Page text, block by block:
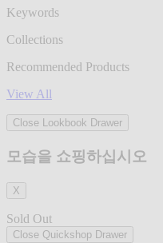
Keywords
Collections
Recommended Products
View All
Close Lookbook Drawer
모습을 쇼핑하십시오
X
Sold Out
Close Quickshop Drawer